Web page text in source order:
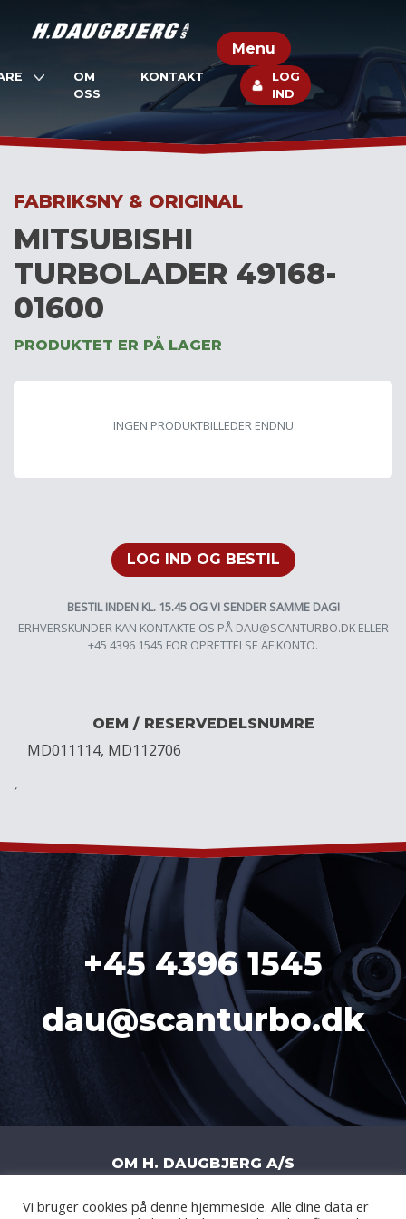
Menu
OM
OSS
KONTAKT
LOG
IND
FABRIKSNY & ORIGINAL
MITSUBISHI
TURBOLADER 49168-
01600
PRODUKTET ER PÅ LAGER
INGEN PRODUKTBILLEDER ENDNU
LOG IND OG BESTIL
BESTIL INDEN KL. 15.45 OG VI SENDER SAMME DAG!
ERHVERSKUNDER KAN KONTAKTE OS PÅ DAU@SCANTURBO.DKELLER
+45 4396 1545 FOR OPRETTELSE AF KONTO.
OEM / RESERVEDELSNUMRE
MD011114, MD112706
´
+45 4396 1545
dau@scanturbo.dk
OM H. DAUGBJERG A/S
H. DAUGBJERG A/S | LITERBUEN 11J |
Vi bruger cookies på denne hjemmeside. Alle dine data er